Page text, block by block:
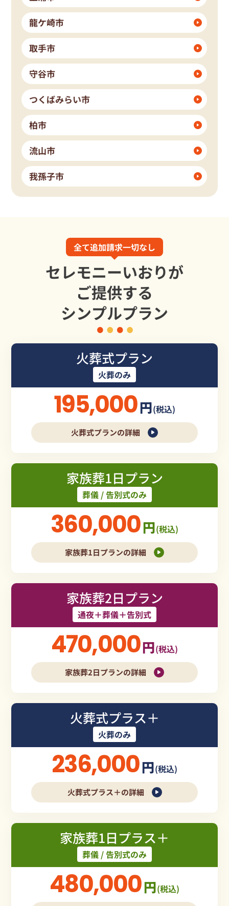
龍ケ崎市
取手市
守谷市
つくばみらい市
柏市
流山市
我孫子市
全て追加請求一切なし
セレモニーいおりが
ご提供する
シンプルプラン
火葬式プラン
火葬のみ
195,000円(税込)
火葬式プランの詳細
家族葬1日プラン
葬儀 / 告別式のみ
360,000円(税込)
家族葬1日プランの詳細
家族葬2日プラン
通夜＋葬儀＋告別式
470,000円(税込)
家族葬2日プランの詳細
火葬式プラス＋
火葬のみ
236,000円(税込)
火葬式プラス＋の詳細
家族葬1日プラス＋
葬儀 / 告別式のみ
480,000円(税込)